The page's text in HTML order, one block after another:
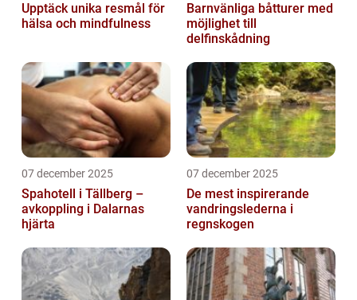
Upptäck unika resmål för
hälsa och mindfulness
Barnvänliga båtturer med
möjlighet till
delfinskådning
07 december 2025
Spahotell i Tällberg –
avkoppling i Dalarnas
hjärta
07 december 2025
De mest inspirerande
vandringslederna i
regnskogen